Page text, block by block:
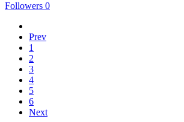
Followers 0
Prev
1
2
3
4
5
6
Next